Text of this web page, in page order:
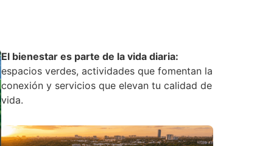
El bienestar es parte de la vida diaria:
espacios verdes, actividades que fomentan la
conexión y servicios que elevan tu calidad de
vida.